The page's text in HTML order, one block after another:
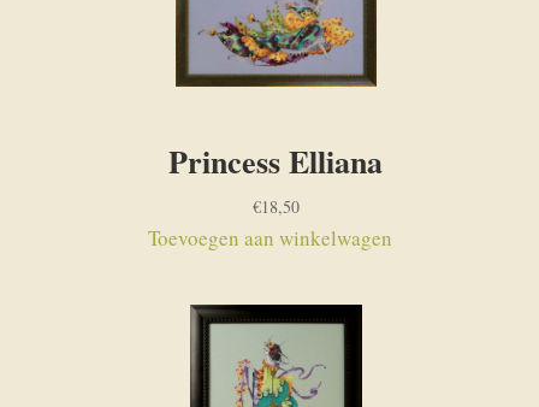
Princess Elliana
€18,50
Toevoegen aan winkelwagen